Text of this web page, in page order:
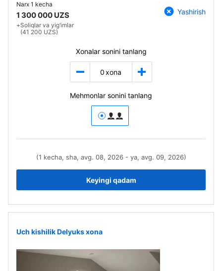
Narx 1 kecha
1 300 000 UZS
+Soliqlar va yig‘imlar
(41 200 UZS)
Yashirish
Xonalar sonini tanlang
0 xona
Mehmonlar sonini tanlang
(1 kecha, sha, avg. 08, 2026 - ya, avg. 09, 2026)
Keyingi qadam
Uch kishilik Delyuks xona